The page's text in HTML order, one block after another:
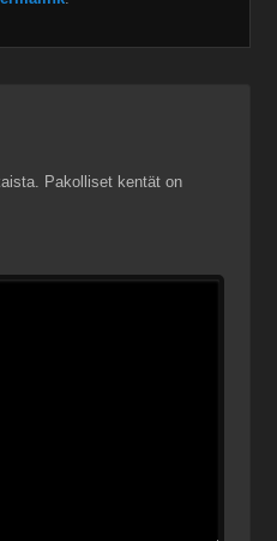
Pakolliset kentät on